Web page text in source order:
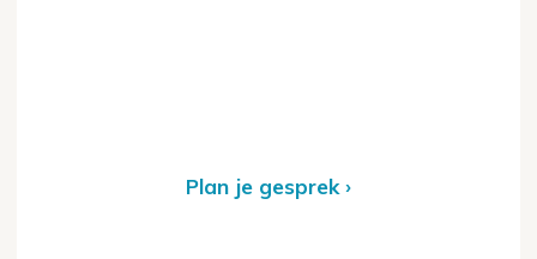
Plan je gesprek ›